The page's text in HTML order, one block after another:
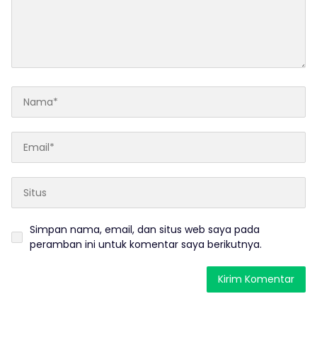
Simpan nama, email, dan situs web saya pada
peramban ini untuk komentar saya berikutnya.